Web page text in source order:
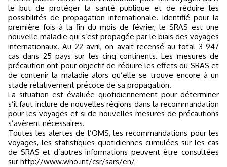
le but de protéger la santé publique et de réduire les
possibilités de propagation internationale. Identifié pour la
première fois à la fin du mois de février, le SRAS est une
nouvelle maladie qui s’est propagée par le biais des voyages
internationaux. Au 22 avril, on avait recensé au total 3 947
cas dans 25 pays sur les cinq continents. Les mesures de
précaution ont pour objectif de réduire les effets du SRAS et
de contenir la maladie alors qu’elle se trouve encore à un
stade relativement précoce de sa propagation.
La situation est évaluée quotidiennement pour déterminer
s’il faut inclure de nouvelles régions dans la recommandation
pour les voyages et si de nouvelles mesures de précautions
s’avèrent nécessaires.
Toutes les alertes de l’OMS, les recommandations pour les
voyages, les statistiques quotidiennes cumulées sur les cas
de SRAS et d’autres informations peuvent être consultées
sur http://www.who.int/csr/sars/en/